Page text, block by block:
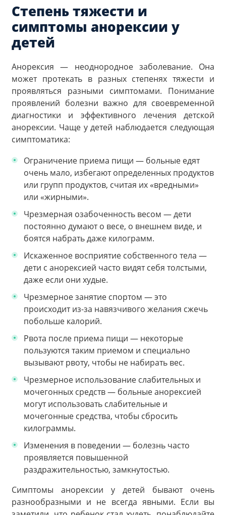
Степень тяжести и
симптомы анорексии у
детей
Анорексия — неоднородное заболевание. Она
может протекать в разных степенях тяжести и
проявляться разными симптомами. Понимание
проявлений болезни важно для своевременной
диагностики и эффективного лечения детской
анорексии. Чаще у детей наблюдается следующая
симптоматика:
Ограничение приема пищи — больные едят
очень мало, избегают определенных продуктов
или групп продуктов, считая их «вредными»
или «жирными».
Чрезмерная озабоченность весом — дети
постоянно думают о весе, о внешнем виде, и
боятся набрать даже килограмм.
Искаженное восприятие собственного тела —
дети с анорексией часто видят себя толстыми,
даже если они худые.
Чрезмерное занятие спортом — это
происходит из-за навязчивого желания сжечь
побольше калорий.
Рвота после приема пищи — некоторые
пользуются таким приемом и специально
вызывают рвоту, чтобы не набирать вес.
Чрезмерное использование слабительных и
мочегонных средств — больные анорексией
могут использовать слабительные и
мочегонные средства, чтобы сбросить
килограммы.
Изменения в поведении — болезнь часто
проявляется повышенной
раздражительностью, замкнутостью.
Симптомы анорексии у детей бывают очень
разнообразными и не всегда явными. Если вы